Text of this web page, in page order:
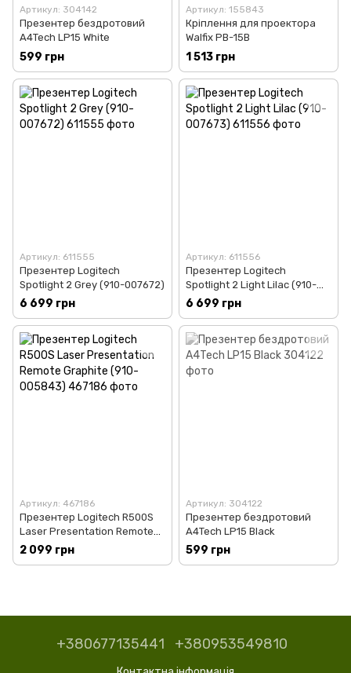
Артикул: 304142
Презентер бездротовий
A4Tech LP15 White
599 грн
Артикул: 155843
Кріплення для проектора
Walfix PB-15B
1 513 грн
Артикул: 611555
Презентер Logitech
Spotlight 2 Grey (910-007672)
6 699 грн
Артикул: 611556
Презентер Logitech
Spotlight 2 Light Lilac (910-
007673)
6 699 грн
Артикул: 467186
Презентер Logitech R500S
Laser Presentation Remote
Graphite (910-005843)
2 099 грн
Артикул: 304122
Презентер бездротовий
A4Tech LP15 Black
599 грн
+380677135441 +380953549810